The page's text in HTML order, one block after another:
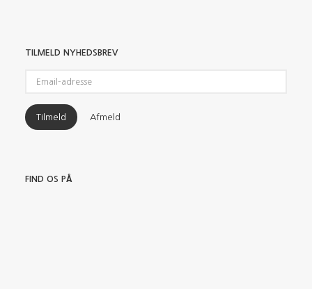
TILMELD NYHEDSBREV
adresse
Tilmeld Afmeld
FIND OS PÅ